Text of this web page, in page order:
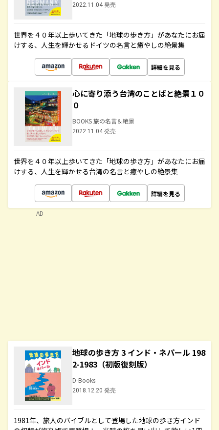
2022.11.04 発売
世界を４０年以上歩いてきた「地球の歩き方」があなたにお届
けする、人生を輝かせるドイツの名言と癒やしの絶景集
詳細を見る
心に寄り添う台湾のことばと絶景１０
０
BOOKS 旅の名言＆絶景
2022.11.04 発売
世界を４０年以上歩いてきた「地球の歩き方」があなたにお届
けする、人生を輝かせる台湾の名言と癒やしの絶景集
詳細を見る
地球の歩き方 3 インド・ネパール 198
2-1983（初版復刻版）
D-Books
2018.12.20 発売
1981年、旅人のバイブルとして登場した地球の歩き方インド
AD